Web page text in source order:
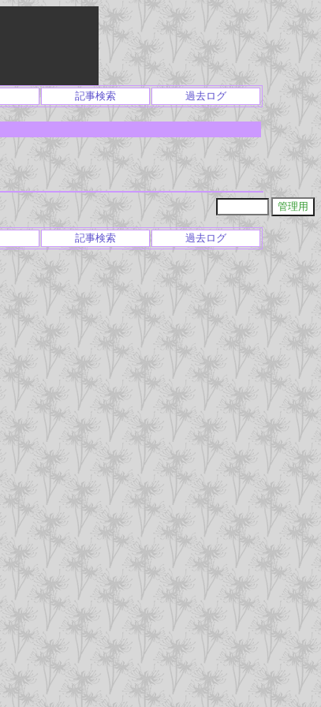
記事検索 過去ログ
記事検索 過去ログ